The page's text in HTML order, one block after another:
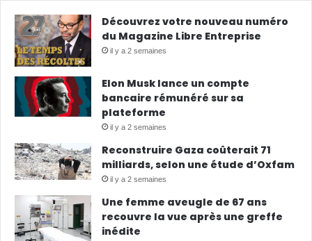
Découvrez votre nouveau numéro
du Magazine Libre Entreprise
il y a 2 semaines
Elon Musk lance un compte
bancaire rémunéré sur sa
plateforme
il y a 2 semaines
Reconstruire Gaza coûterait 71
milliards, selon une étude d’Oxfam
il y a 2 semaines
Une femme aveugle de 67 ans
recouvre la vue après une greffe
inédite